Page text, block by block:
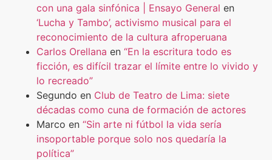
con una gala sinfónica | Ensayo General en
‘Lucha y Tambo’, activismo musical para el
reconocimiento de la cultura afroperuana
Carlos Orellana en “En la escritura todo es
ficción, es difícil trazar el límite entre lo vivido y
lo recreado”
Segundo en Club de Teatro de Lima: siete
décadas como cuna de formación de actores
Marco en “Sin arte ni fútbol la vida sería
insoportable porque solo nos quedaría la
política”